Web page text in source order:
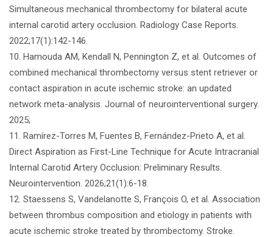
Simultaneous mechanical thrombectomy for bilateral acute
internal carotid artery occlusion. Radiology Case Reports.
2022;17(1):142-146.
10. Hamouda AM, Kendall N, Pennington Z, et al. Outcomes of
combined mechanical thrombectomy versus stent retriever or
contact aspiration in acute ischemic stroke: an updated
network meta-analysis. Journal of neurointerventional surgery.
2025;
11. Ramírez-Torres M, Fuentes B, Fernández-Prieto A, et al.
Direct Aspiration as First-Line Technique for Acute Intracranial
Internal Carotid Artery Occlusion: Preliminary Results.
Neurointervention. 2026;21(1):6-18.
12. Staessens S, Vandelanotte S, François O, et al. Association
between thrombus composition and etiology in patients with
acute ischemic stroke treated by thrombectomy. Stroke.